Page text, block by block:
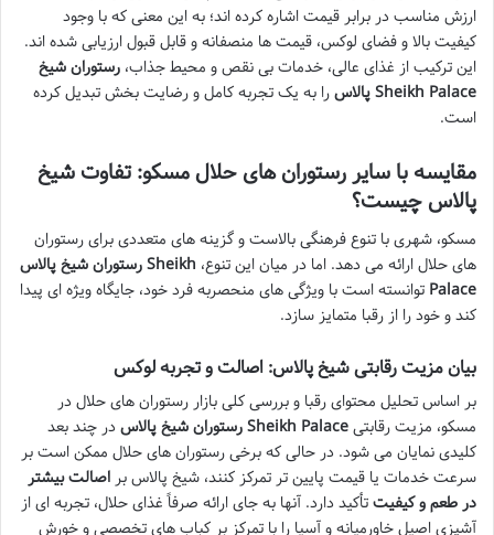
ارزش مناسب در برابر قیمت اشاره کرده اند؛ به این معنی که با وجود
کیفیت بالا و فضای لوکس، قیمت ها منصفانه و قابل قبول ارزیابی شده اند.
این ترکیب از غذای عالی، خدمات بی نقص و محیط جذاب، رستوران شیخ
پالاس Sheikh Palace
را به یک تجربه کامل و رضایت بخش تبدیل کرده
است.
مقایسه با سایر رستوران های حلال مسکو: تفاوت شیخ
پالاس چیست؟
مسکو، شهری با تنوع فرهنگی بالاست و گزینه های متعددی برای رستوران
های حلال ارائه می دهد. اما در میان این تنوع،
رستوران شیخ پالاس Sheikh
Palace توانسته است با ویژگی های منحصربه فرد خود، جایگاه ویژه ای پیدا
کند و خود را از رقبا متمایز سازد.
بیان مزیت رقابتی شیخ پالاس: اصالت و تجربه لوکس
بر اساس تحلیل محتوای رقبا و بررسی کلی بازار رستوران های حلال در
مسکو، مزیت رقابتیرستوران شیخ پالاس Sheikh Palace
در چند بعد
کلیدی نمایان می شود. در حالی که برخی رستوران های حلال ممکن است بر
سرعت خدمات یا قیمت پایین تر تمرکز کنند، شیخ پالاس بر اصالت بیشتر
در طعم و کیفیتتأکید دارد. آنها به جای ارائه صرفاً غذای حلال، تجربه ای از
آشپزی اصیل خاورمیانه و آسیا را با تمرکز بر کباب های تخصصی و خورش